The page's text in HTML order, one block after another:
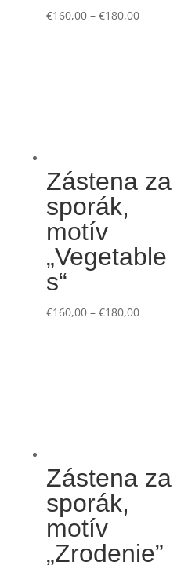
€160,00– €180,00
Zástena za
sporák,
motív
„Vegetable
s“
€160,00– €180,00
Zástena za
sporák,
motív
„Zrodenie”